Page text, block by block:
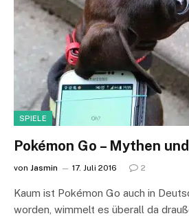
SPIELE
Pokémon Go – Mythen
von Jasmin 17. Juli 2016 2
Kaum ist Pokémon Go auch in
worden, wimmelt es überall da